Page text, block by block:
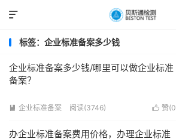

标签：企业标准备案多少钱
企业标准备案多少钱/哪里可以做企业标准
备案？
 赞(0
 企业标准备案 阅读(3746)
办企业标准备案费用价格，办理企业标准